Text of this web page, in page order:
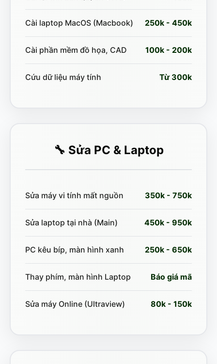
Cài laptop MacOS (Macbook) 250k - 450k
Cài phần mềm đồ họa, CAD 100k - 200k
Cứu dữ liệu máy tính Từ 300k
🔧 Sửa PC & Laptop
Sửa máy vi tính mất nguồn 350k - 750k
Sửa laptop tại nhà (Main) 450k - 950k
PC kêu bíp, màn hình xanh 250k - 650k
Thay phím, màn hình Laptop Báo giá mã
Sửa máy Online (Ultraview) 80k - 150k